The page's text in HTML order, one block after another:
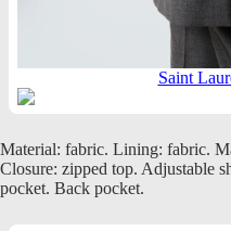
Saint
Material: fabric. Lining: fabric.
Closure: zipped top. Adjustable
pocket. Back pocket.